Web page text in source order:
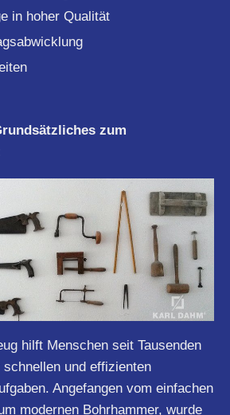
in hoher Qualität
zum
hilft Menschen seit Tausenden
und effizienten
Angefangen vom einfachen
modernen Bohrhammer, wurde